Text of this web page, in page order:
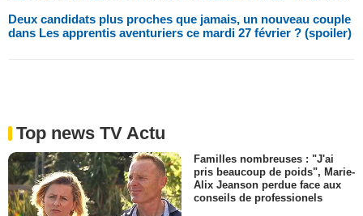
Deux candidats plus proches que jamais, un nouveau couple
dans Les apprentis aventuriers ce mardi 27 février ? (spoiler)
Top news TV Actu
Familles nombreuses : "J'ai
pris beaucoup de poids", Marie-
Alix Jeanson perdue face aux
conseils de professionels